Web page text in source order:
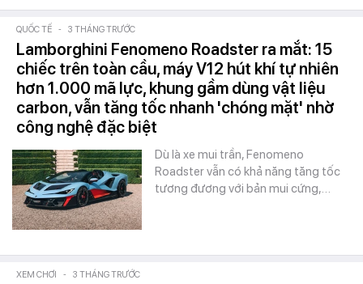
QUỐC TẾ - 3 THÁNG TRƯỚC
Lamborghini Fenomeno Roadster ra mắt: 15
chiếc trên toàn cầu, máy V12 hút khí tự nhiên
hơn 1.000 mã lực, khung gầm dùng vật liệu
carbon, vẫn tăng tốc nhanh 'chóng mặt' nhờ
công nghệ đặc biệt
Dù là xe mui trần, Fenomeno
Roadster vẫn có khả năng tăng tốc
tương đương với bản mui cứng,…
XEM CHƠI - 3 THÁNG TRƯỚC